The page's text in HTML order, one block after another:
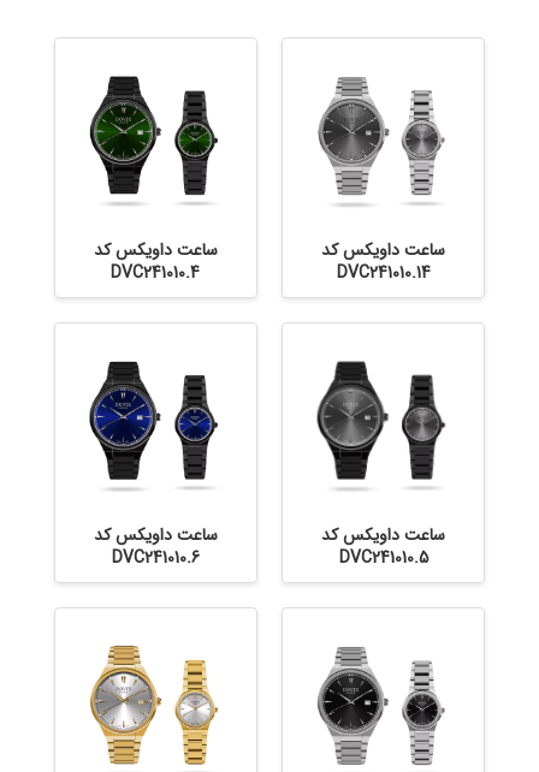
ساعت داویکس کد
DVC241010.14
ساعت داویکس کد
DVC241010.4
ساعت داویکس کد
DVC241010.5
ساعت داویکس کد
DVC241010.6